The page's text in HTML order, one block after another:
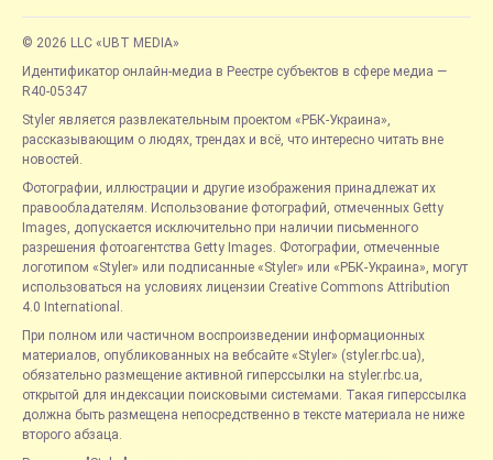
© 2026 LLC «UBT MEDIA»
Идентификатор онлайн-медиа в Реестре субъектов в сфере медиа —
R40-05347
Styler является развлекательным проектом «РБК-Украина»,
рассказывающим о людях, трендах и всё, что интересно читать вне
новостей.
Фотографии, иллюстрации и другие изображения принадлежат их
правообладателям. Использование фотографий, отмеченных Getty
Images, допускается исключительно при наличии письменного
разрешения фотоагентства Getty Images. Фотографии, отмеченные
логотипом «Styler» или подписанные «Styler» или «РБК-Украина», могут
использоваться на условиях лицензии Creative Commons Attribution
4.0 International.
При полном или частичном воспроизведении информационных
материалов, опубликованных на вебсайте «Styler» (styler.rbc.ua),
обязательно размещение активной гиперссылки на styler.rbc.ua,
открытой для индексации поисковыми системами. Такая гиперссылка
должна быть размещена непосредственно в тексте материала не ниже
второго абзаца.